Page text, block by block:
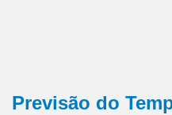
Previsão do